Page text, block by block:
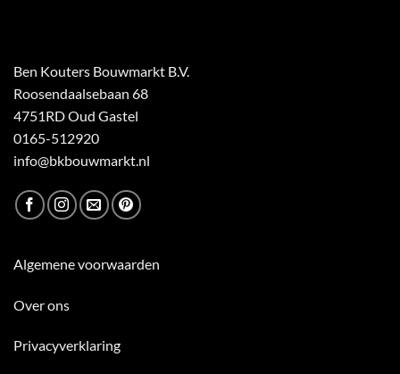
Ben Kouters Bouwmarkt B.V.
Roosendaalsebaan 68
4751RD Oud Gastel
0165-512920
info@bkbouwmarkt.nl
Algemene voorwaarden
Over ons
Privacyverklaring